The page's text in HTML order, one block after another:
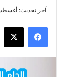
آخر تحديث: أغسطس 3,
فيسبوك ‫X